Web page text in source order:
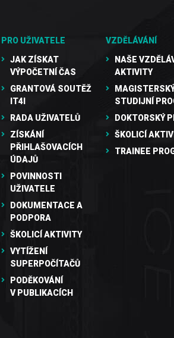
PRO UŽIVATELE
JAK ZÍSKAT
VÝPOČETNÍ ČAS
GRANTOVÁ SOUTĚŽ
IT4I
RADA UŽIVATELŮ
ZÍSKÁNÍ
PŘIHLAŠOVACÍCH
ÚDAJŮ
POVINNOSTI
UŽIVATELE
DOKUMENTACE A
PODPORA
ŠKOLICÍ AKTIVITY
VYTÍŽENÍ
SUPERPOČÍTAČŮ
PODĚKOVÁNÍ
V PUBLIKACÍCH
VZDĚLÁVÁNÍ
NAŠE
AKTIVITY
STUDIJNÍ
DOKTORSKÝ
ŠKOLICÍ
TRAINEE